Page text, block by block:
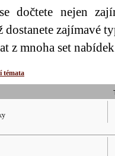
dočtete nejen
zajímavé
z mnoha set
témata